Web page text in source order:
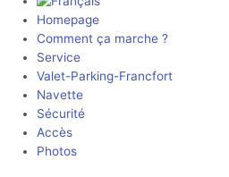
Homepage
Comment ça marche ?
Service
Valet-Parking-Francfort
Navette
Sécurité
Accès
Photos